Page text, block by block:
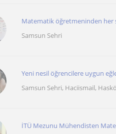
Matematik öğretmeninden her
Samsun Sehri
Yeni nesil öğrencilere uygun
Samsun Sehri, Haciismail,
İTÜ Mezunu Mühendisten